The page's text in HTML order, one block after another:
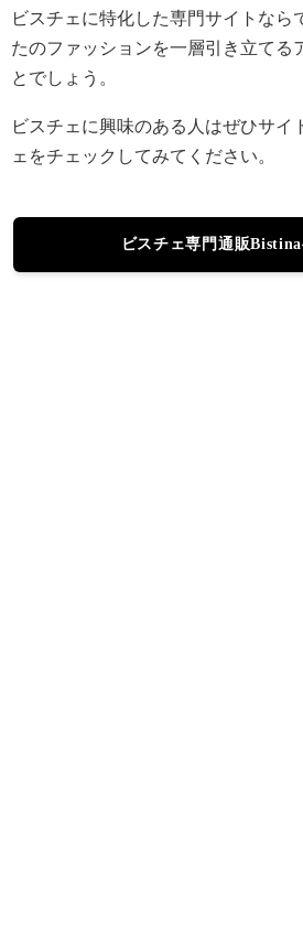
ビスチェに特化した専門サイトなら
たのファッションを一層引き立てる
とでしょう。
ビスチェに興味のある人はぜひサイ
ェをチェックしてみてください。
ビスチェ専門通販